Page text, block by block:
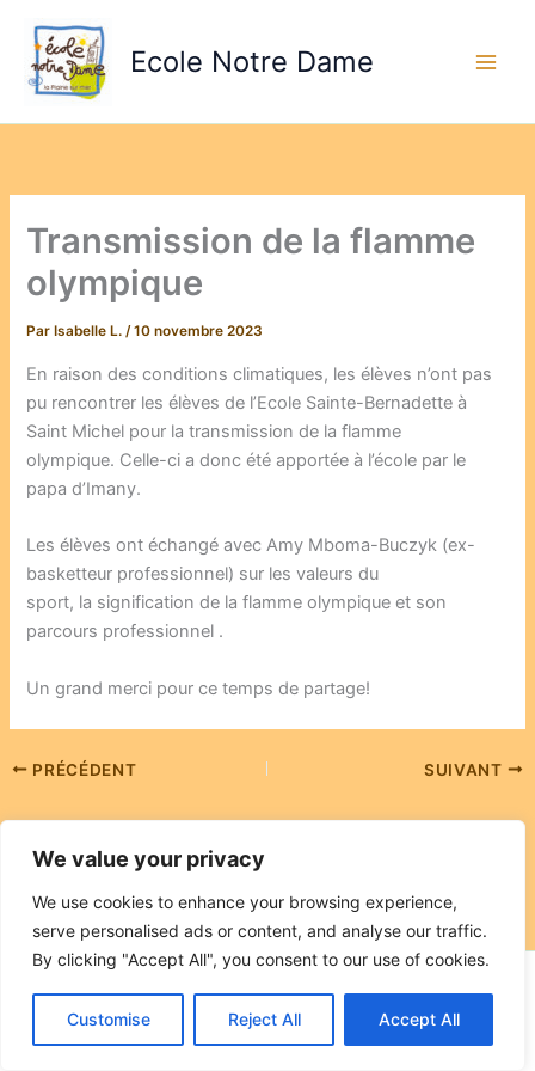
We value your privacy
We use cookies to enhance your browsing experience,
serve personalised ads or content, and analyse our traffic.
By clicking "Accept All", you consent to our use of cookies.
Customise Reject All Accept All
contenu
Ecole Notre Dame
Transmission de la flamme
olympique
Par Isabelle L./10 novembre 2023
En raison des conditions climatiques, les élèves n’ont pas
pu rencontrer les élèves de l’Ecole Sainte-Bernadette à
Saint Michel pour la transmission de la flamme
olympique. Celle-ci a donc été apportée à l’école par le
papa d’Imany.
Les élèves ont échangé avec Amy Mboma-Buczyk (ex-
basketteur professionnel) sur les valeurs du
sport, la signification de la flamme olympique et son
parcours professionnel .
Un grand merci pour ce temps de partage!
PRÉCÉDENT SUIVANT
Copyright © 2026 Ecole Notre Dame | Propulsé parThème
WordPress Astra